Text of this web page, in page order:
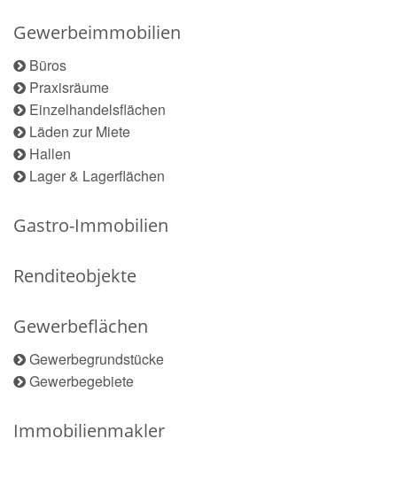
Gewerbeimmobilien
Büros
Praxisräume
Einzelhandelsflächen
Läden zur Miete
Hallen
Lager & Lagerflächen
Gastro-Immobilien
Renditeobjekte
Gewerbeflächen
Gewerbegrundstücke
Gewerbegebiete
Immobilienmakler